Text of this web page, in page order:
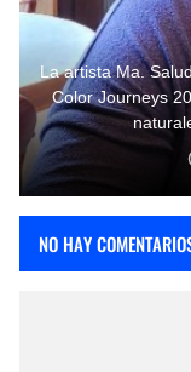
La artista Ma.
Color Journeys
NO HAY